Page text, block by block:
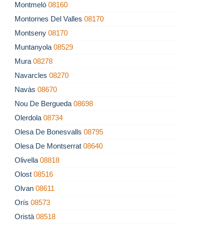
Montmeló 08160
Montornes Del Valles 08170
Montseny 08170
Muntanyola 08529
Mura 08278
Navarcles 08270
Navàs 08670
Nou De Bergueda 08698
Olerdola 08734
Olesa De Bonesvalls 08795
Olesa De Montserrat 08640
Olivella 08818
Olost 08516
Olvan 08611
Orís 08573
Oristà 08518